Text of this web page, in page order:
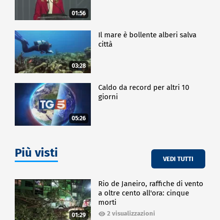
01:56
03:28
Il mare è bollente alberi salva
città
05:26
Caldo da record per altri 10
giorni
Più visti VEDI TUTTI
01:29
Rio de Janeiro, raffiche di vento
a oltre cento all'ora: cinque
morti
2 visualizzazioni